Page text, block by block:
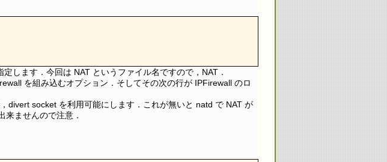
します．今回は NAT というファイル名ですので，NAT．
を組み込むオプション．そしてその次の行が IPFirewall のロ
divert socket を利用可能にします．これが無いと natd で NAT が
来ませんので注意．